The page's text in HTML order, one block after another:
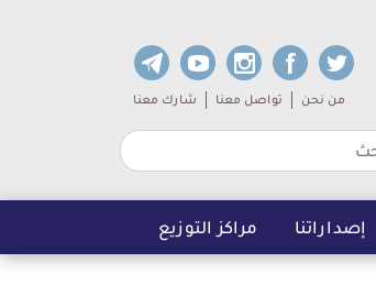
Sub navigation
من نحن تواصل معنا شارك معنا
إصداراتنا مراكز التوزيع